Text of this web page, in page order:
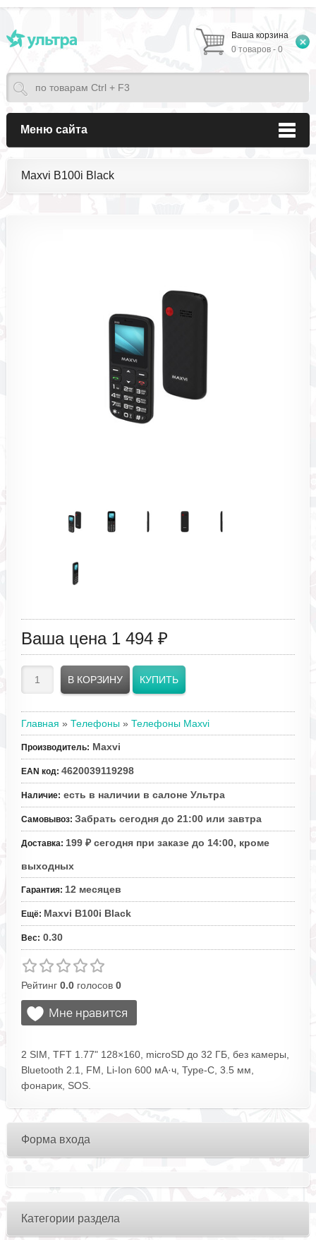
Ваша корзина
0 товаров - 0
Меню сайта
Maxvi B100i Black
Ваша цена 1 494 ₽
Главная » Телефоны » Телефоны Maxvi
Производитель: Maxvi
EAN код: 4620039119298
Наличие: есть в наличии в салоне Ультра
Самовывоз: Забрать сегодня до 21:00 или завтра
Доставка: 199 ₽ сегодня при заказе до 14:00, кроме
выходных
Гарантия: 12 месяцев
Ещё: Maxvi B100i Black
Вес: 0.30
Рейтинг 0.0голосов 0
2 SIM, TFT 1.77" 128×160, microSD до 32 ГБ, без камеры,
Bluetooth 2.1, FM, Li‑Ion 600 мА·ч, Type‑C, 3.5 мм,
фонарик, SOS.
Форма входа
Категории раздела